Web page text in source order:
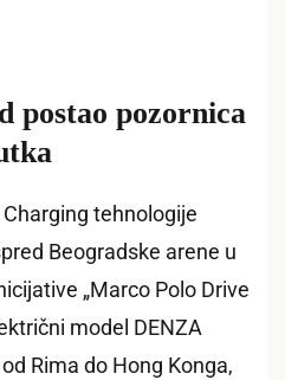
postao pozornica
tehnologije
Beogradske arene u
„Marco Polo Drive
model DENZA
Rima do Hong Konga,